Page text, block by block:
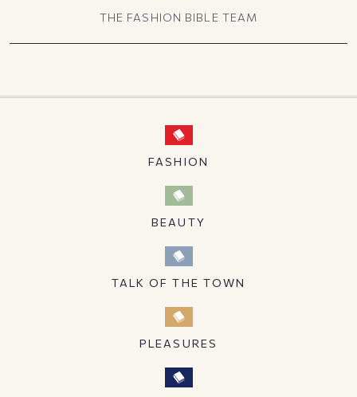
THE FASHION BIBLE TEAM
FASHION
BEAUTY
TALK OF THE TOWN
PLEASURES